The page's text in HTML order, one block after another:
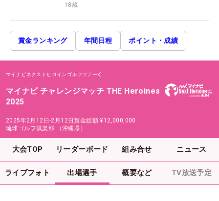
18 歳
賞金ランキング 年間日程 ポイント・成績
マイナビネクストヒロインゴルフツアー
マイナビ チャレンジマッチ THE Heroines
2025
2025年2月12日-2月12日賞金総額 ¥12,000,000
琉球ゴルフ倶楽部 （沖縄県）
大会TOP リーダーボード 組み合せ ニュース
ライブフォト 出場選手 概要など TV放送予定